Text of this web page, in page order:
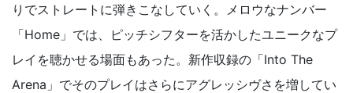
りでストレートに弾きこなしていく。メロウなナンバー
「Home」では、ピッチシフターを活かしたユニークなプ
レイを聴かせる場面もあった。新作収録の「Into The
Arena」でそのプレイはさらにアグレッシヴさを増してい